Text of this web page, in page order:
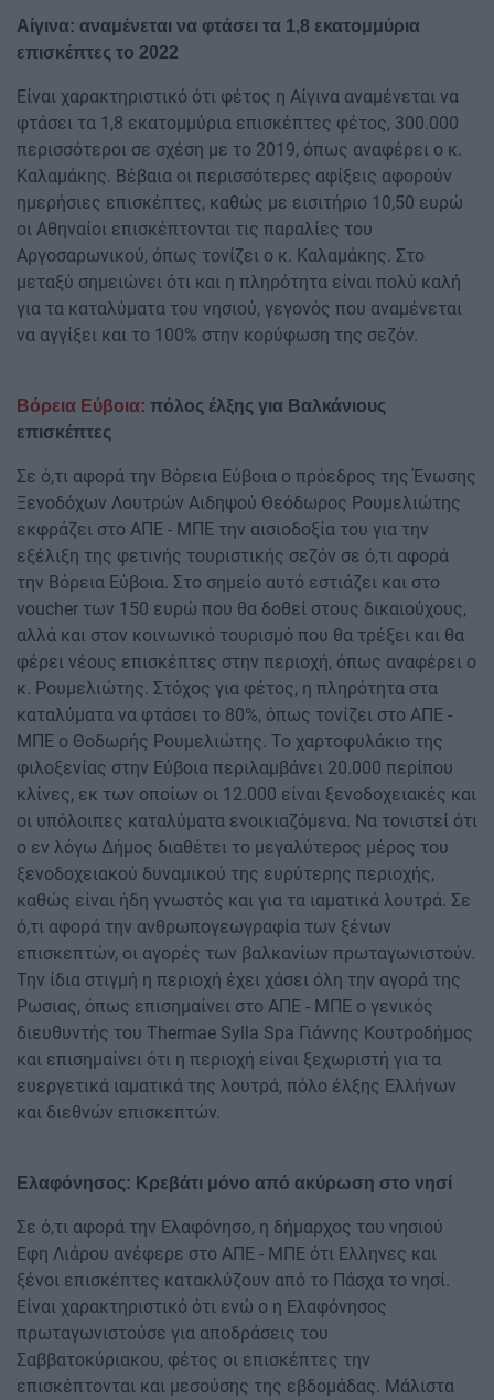
Αίγινα: αναμένεται να φτάσει τα 1,8 εκατομμύρια
επισκέπτες το 2022
Είναι χαρακτηριστικό ότι φέτος η Αίγινα αναμένεται να
φτάσει τα 1,8 εκατομμύρια επισκέπτες φέτος, 300.000
περισσότεροι σε σχέση με το 2019, όπως αναφέρει ο κ.
Καλαμάκης. Βέβαια οι περισσότερες αφίξεις αφορούν
ημερήσιες επισκέπτες, καθώς με εισιτήριο 10,50 ευρώ
οι Αθηναίοι επισκέπτονται τις παραλίες του
Αργοσαρωνικού, όπως τονίζει ο κ. Καλαμάκης. Στο
μεταξύ σημειώνει ότι και η πληρότητα είναι πολύ καλή
για τα καταλύματα του νησιού, γεγονός που αναμένεται
να αγγίξει και το 100% στην κορύφωση της σεζόν.
Βόρεια Εύβοια: πόλος έλξης για Βαλκάνιους
επισκέπτες
Σε ό,τι αφορά την Βόρεια Εύβοια ο πρόεδρος της Ένωσης
Ξενοδόχων Λουτρών Αιδηψού Θεόδωρος Ρουμελιώτης
εκφράζει στο ΑΠΕ - ΜΠΕ την αισιοδοξία του για την
εξέλιξη της φετινής τουριστικής σεζόν σε ό,τι αφορά
την Βόρεια Εύβοια. Στο σημείο αυτό εστιάζει και στο
voucher των 150 ευρώ που θα δοθεί στους δικαιούχους,
αλλά και στον κοινωνικό τουρισμό που θα τρέξει και θα
φέρει νέους επισκέπτες στην περιοχή, όπως αναφέρει ο
κ. Ρουμελιώτης. Στόχος για φέτος, η πληρότητα στα
καταλύματα να φτάσει το 80%, όπως τονίζει στο ΑΠΕ -
ΜΠΕ ο Θοδωρής Ρουμελιώτης. Το χαρτοφυλάκιο της
φιλοξενίας στην Εύβοια περιλαμβάνει 20.000 περίπου
κλίνες, εκ των οποίων οι 12.000 είναι ξενοδοχειακές και
οι υπόλοιπες καταλύματα ενοικιαζόμενα. Να τονιστεί ότι
ο εν λόγω Δήμος διαθέτει το μεγαλύτερος μέρος του
ξενοδοχειακού δυναμικού της ευρύτερης περιοχής,
καθώς είναι ήδη γνωστός και για τα ιαματικά λουτρά. Σε
ό,τι αφορά την ανθρωπογεωγραφία των ξένων
επισκεπτών, οι αγορές των βαλκανίων πρωταγωνιστούν.
Την ίδια στιγμή η περιοχή έχει χάσει όλη την αγορά της
Ρωσιας, όπως επισημαίνει στο ΑΠΕ - ΜΠΕ ο γενικός
διευθυντής του Thermae Sylla Spa Γιάννης Κουτροδήμος
και επισημαίνει ότι η περιοχή είναι ξεχωριστή για τα
ευεργετικά ιαματικά της λουτρά, πόλο έλξης Ελλήνων
και διεθνών επισκεπτών.
Ελαφόνησος: Κρεβάτι μόνο από ακύρωση στο νησί
Σε ό,τι αφορά την Ελαφόνησο, η δήμαρχος του νησιού
Εφη Λιάρου ανέφερε στο ΑΠΕ - ΜΠΕ ότι Ελληνες και
ξένοι επισκέπτες κατακλύζουν από το Πάσχα το νησί.
Είναι χαρακτηριστικό ότι ενώ ο η Ελαφόνησος
πρωταγωνιστούσε για αποδράσεις του
Σαββατοκύριακου, φέτος οι επισκέπτες την
επισκέπτονται και μεσούσης της εβδομάδας. Μάλιστα